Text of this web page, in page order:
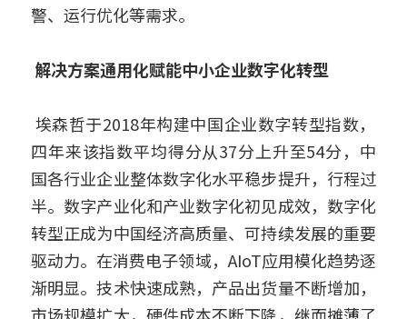
警、运行优化等需求。
解决方案通用化赋能中小企业数字化转型
四年来该指数平均得分从37分上升至54分，中
国各行业企业整体数字化水平稳步提升，行程过
半。数字产业化和产业数字化初见成效，数字化
转型正成为中国经济高质量、可持续发展的重要
驱动力。在消费电子领域，AIoT应用模化趋势逐
渐明显。技术快速成熟，产品出货量不断增加，